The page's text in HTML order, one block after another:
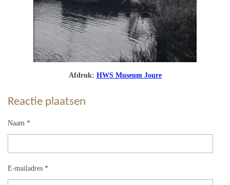
Afdruk: HWS Museum Joure
Reactie plaatsen
Naam *
E-mailadres *